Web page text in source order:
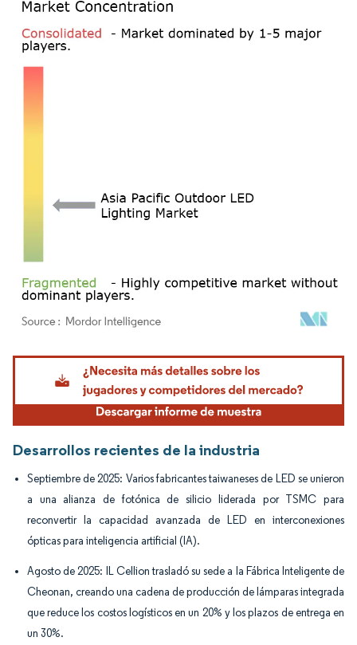
Imagen © Mordor Intelligence. El uso requiere atribución según CC BY 4.0.
Desarrollos recientes de la industria
Septiembre de 2025: Varios fabricantes taiwaneses de LED se unieron
a una alianza de fotónica de silicio liderada por TSMC para
reconvertir la capacidad avanzada de LED en interconexiones
ópticas para inteligencia artificial (IA).
Agosto de 2025: IL Cellion trasladó su sede a la Fábrica Inteligente de
Cheonan, creando una cadena de producción de lámparas integrada
que reduce los costos logísticos en un 20% y los plazos de entrega en
un 30%.